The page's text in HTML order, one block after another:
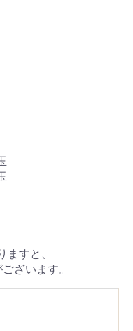
すと、
ざいます。